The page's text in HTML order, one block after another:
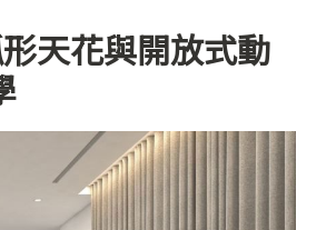
天花與開放式動